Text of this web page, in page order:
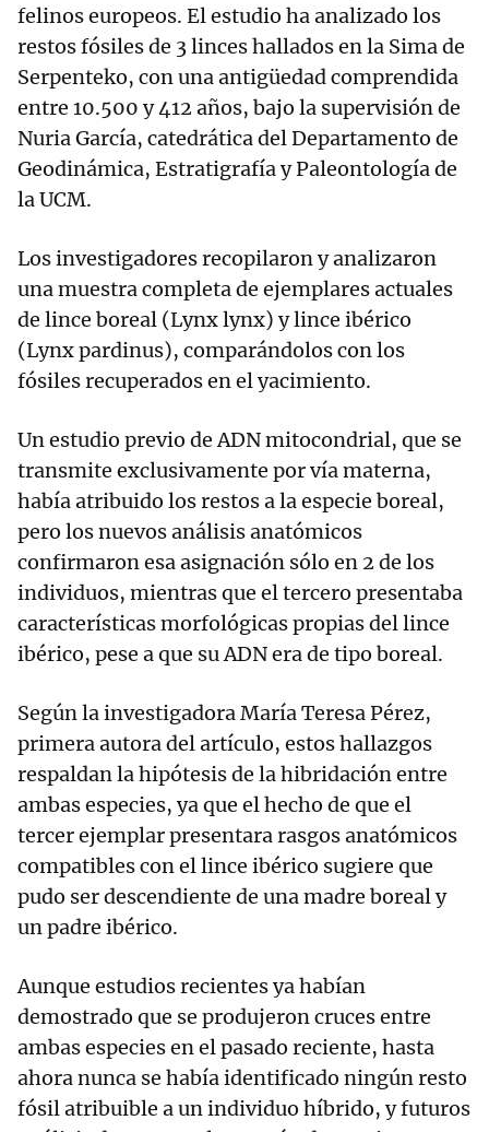
felinos europeos. El estudio ha analizado los
restos fósiles de 3 linces hallados en la Sima de
Serpenteko, con una antigüedad comprendida
entre 10.500 y 412 años, bajo la supervisión de
Nuria García, catedrática del Departamento de
Geodinámica, Estratigrafía y Paleontología de
la UCM.
Los investigadores recopilaron y analizaron
una muestra completa de ejemplares actuales
de lince boreal (Lynx lynx) y lince ibérico
(Lynx pardinus), comparándolos con los
fósiles recuperados en el yacimiento.
Un estudio previo de ADN mitocondrial, que se
transmite exclusivamente por vía materna,
había atribuido los restos a la especie boreal,
pero los nuevos análisis anatómicos
confirmaron esa asignación sólo en 2 de los
individuos, mientras que el tercero presentaba
características morfológicas propias del lince
ibérico, pese a que su ADN era de tipo boreal.
Según la investigadora María Teresa Pérez,
primera autora del artículo, estos hallazgos
respaldan la hipótesis de la hibridación entre
ambas especies, ya que el hecho de que el
tercer ejemplar presentara rasgos anatómicos
compatibles con el lince ibérico sugiere que
pudo ser descendiente de una madre boreal y
un padre ibérico.
Aunque estudios recientes ya habían
demostrado que se produjeron cruces entre
ambas especies en el pasado reciente, hasta
ahora nunca se había identificado ningún resto
fósil atribuible a un individuo híbrido, y futuros